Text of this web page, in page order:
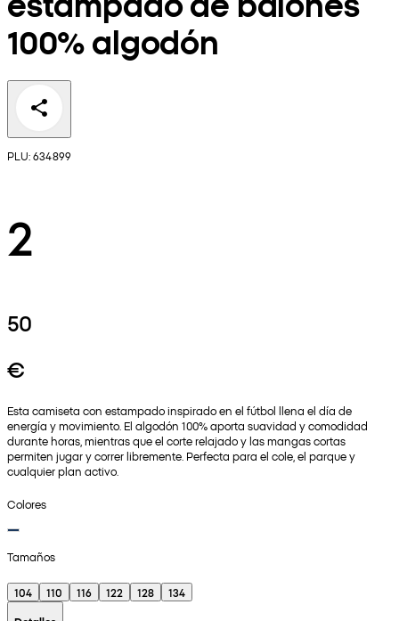
100% algodón
PLU: 634899
2
50
€
Esta camiseta con estampado inspirado en el fútbol llena el día de
energía y movimiento. El algodón 100% aporta suavidad y comodidad
durante horas, mientras que el corte relajado y las mangas cortas
permiten jugar y correr libremente. Perfecta para el cole, el parque y
cualquier plan activo.
Colores
Tamaños
104 110 116 122 128
134